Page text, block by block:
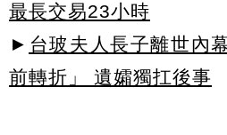
最長交易23小時
► 台玻夫人長子離世內
前轉折」 遺孀獨扛後事